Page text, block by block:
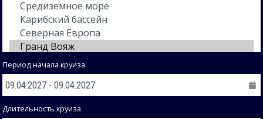
Период начала круиза
Длительность круиза